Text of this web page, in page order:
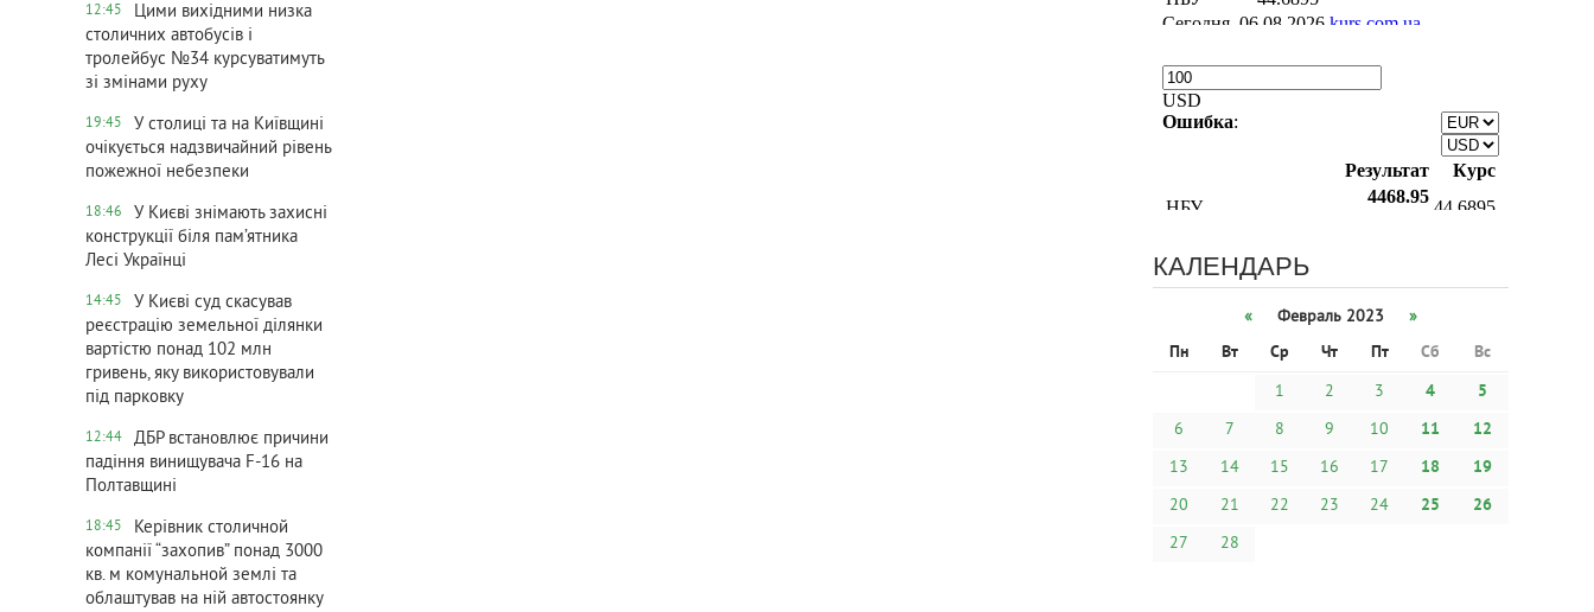
12:45
Цими вихідними низка
столичних автобусів і
тролейбус №34 курсуватимуть
зі змінами руху
19:45
У столиці та на Київщині
очікується надзвичайний рівень
пожежної небезпеки
18:46
У Києві знімають захисні
конструкції біля пам’ятника
Лесі Українці
14:45
У Києві суд скасував
реєстрацію земельної ділянки
вартістю понад 102 млн
гривень, яку використовували
під парковку
12:44
ДБР встановлює причини
падіння винищувача F-16 на
Полтавщині
18:45
Керівник столичной
компанії “захопив” понад 3000
кв. м комунальной землі та
облаштував на ній автостоянку
КАЛЕНДАРЬ
« Февраль 2023
»
Пн
Вт Ср Чт Пт Сб
Вс
1
2 3 4
5
6
7 8 9 10 11
12
13
14 15 16 17 18
19
20
21 22 23 24 25
26
27
28